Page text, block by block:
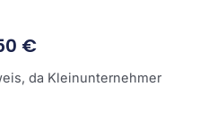
€
da Kleinunternehmer